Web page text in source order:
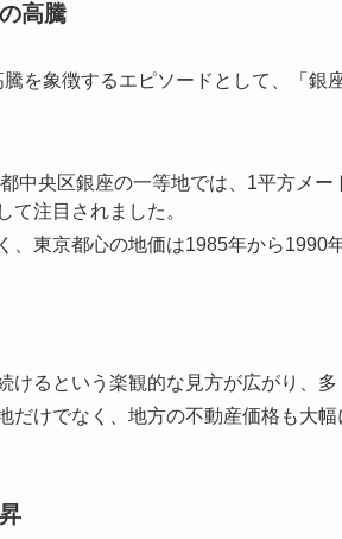
高騰
を象徴するエピソードとして、「銀
中央区銀座の一等地では、1平方メー
て注目されました。
、東京都心の地価は1985年から1990
けるという楽観的な見方が広がり、
だけでなく、地方の不動産価格も大幅